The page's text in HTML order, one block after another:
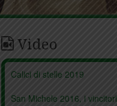
Video
Calici di stelle 2019
San Michele 2016, i vincitori